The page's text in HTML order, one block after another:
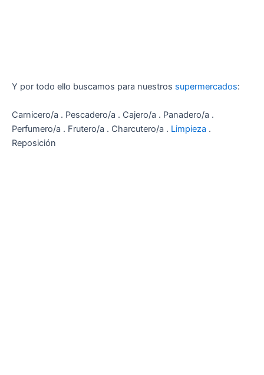
Y por todo ello buscamos para nuestros supermercados:
Carnicero/a . Pescadero/a . Cajero/a . Panadero/a .
Perfumero/a . Frutero/a . Charcutero/a . Limpieza .
Reposición